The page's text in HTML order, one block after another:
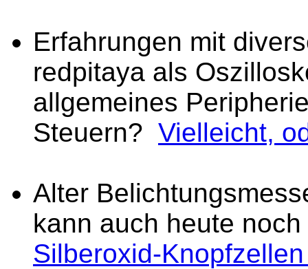
Erfahrungen mit
redpitaya als
allgemeines
Steuern? Vielleicht,
Alter
kann auch heute
Silberoxid-